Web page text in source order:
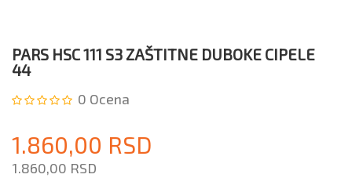
PARS HSC 111 S3 ZAŠTITNE DUBOKE CIPELE
44
0 Ocena
1.860,00 RSD
1.860,00 RSD